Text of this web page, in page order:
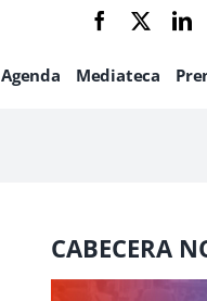
Facebook
Agenda Mediateca
CABECERA